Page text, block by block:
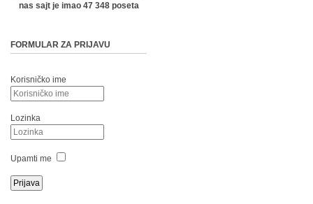
nas sajt je imao 47 348 poseta
FORMULAR ZA PRIJAVU
Korisničko ime
Lozinka
Upamti me